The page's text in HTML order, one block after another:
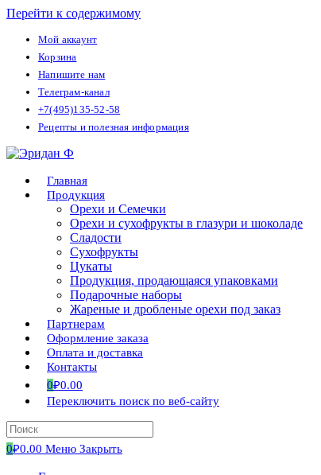
Перейти к содержимому
Мой аккаунт
Корзина
Напишите нам
Телеграм-канал
+7(495)135-52-58
Рецепты и полезная информация
Главная
Продукция
Орехи и Семечки
Орехи и сухофрукты в глазури и шоколаде
Сладости
Сухофрукты
Цукаты
Продукция, продающаяся упаковками
Подарочные наборы
Жареные и дробленые орехи под заказ
Партнерам
Оформление заказа
Оплата и доставка
Контакты
0₽0.00
Переключить поиск по веб-сайту
0₽0.00 Меню Закрыть